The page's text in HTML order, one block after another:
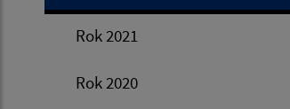
Rok 2021
Rok 2020